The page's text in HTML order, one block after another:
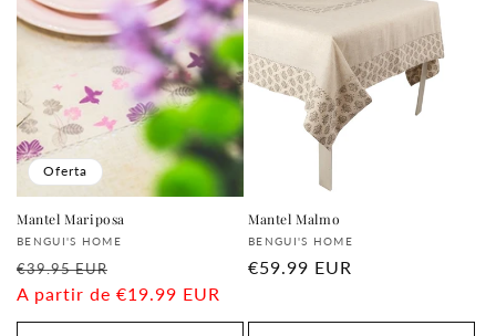
Oferta
Mantel Mariposa
Proveedor:
BENGUI'S HOME
Precio
habitual
€39.95 EUR
de
oferta
A partir de €19.99 EUR
Mantel Malmo
Proveedor:
BENGUI'S HOME
Precio
€59.99 EUR